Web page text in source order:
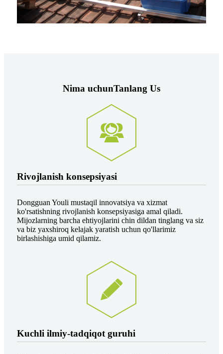
Nima uchunTanlang Us
Rivojlanish konsepsiyasi
Dongguan Youli mustaqil innovatsiya va xizmat
ko'rsatishning rivojlanish konsepsiyasiga amal qiladi.
Mijozlarning barcha ehtiyojlarini chin dildan tinglang va siz
va biz yaxshiroq kelajak yaratish uchun qo'llarimiz
birlashishiga umid qilamiz.
Kuchli ilmiy-tadqiqot guruhi